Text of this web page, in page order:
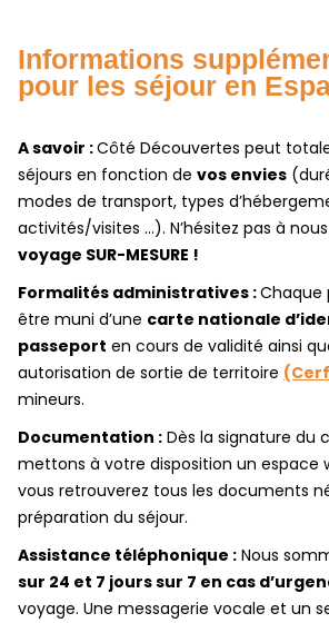
Informations
pour les séjour en
A savoir :Côté Découvertes peut
séjours en fonction de vos envies
modes de transport, types
activités/visites …). N’hésitez pas à
voyage SUR-MESURE !
Formalités administratives :Chaque
être muni d’une carte nationale
passeport en cours de validité ainsi
autorisation de sortie de territoire
mineurs.
Documentation : Dès la signature du
mettons à votre disposition un espace
vous retrouverez tous les documents
préparation du séjour.
Assistance téléphonique : Nous
sur 24 et 7 jours sur 7 en cas
voyage. Une messagerie vocale et un